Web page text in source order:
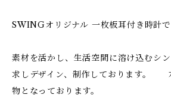
SWINGオリジナル 一枚板耳付き時計で
素材を活かし、生活空間に溶け込むシ
求しデザイン、制作しております。
物となっております。